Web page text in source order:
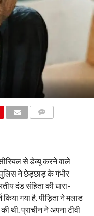
से डेब्यू करने वाले
ने छेड़छाड़ के गंभीर
दंड संहिता की धारा-
गया है. पीड़िता ने मलाड
थी. प्राचीन ने अपना टीवी